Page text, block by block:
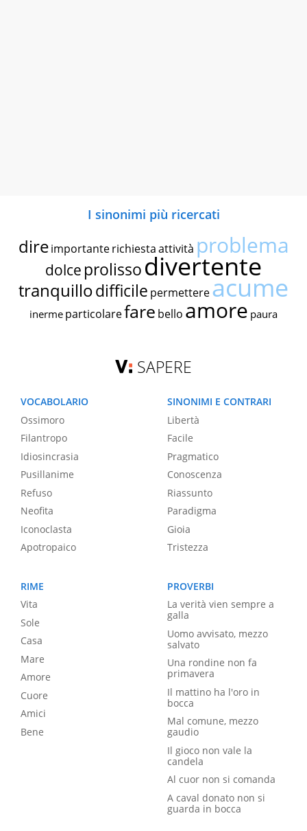
I sinonimi più ricercati
dire importante richiestaattività problema
dolce prolissodivertente
tranquillodifficile permettereacume
inerme particolarefare bello amore paura
SAPERE
VOCABOLARIO
Ossimoro
Filantropo
Idiosincrasia
Pusillanime
Refuso
Neofita
Iconoclasta
Apotropaico
SINONIMI E CONTRARI
Libertà
Facile
Pragmatico
Conoscenza
Riassunto
Paradigma
Gioia
Tristezza
RIME
Vita
Sole
Casa
Mare
Amore
Cuore
Amici
Bene
PROVERBI
La verità vien sempre a
galla
Uomo avvisato, mezzo
salvato
Una rondine non fa
primavera
Il mattino ha l'oro in
bocca
Mal comune, mezzo
gaudio
Il gioco non vale la
candela
Al cuor non si comanda
A caval donato non si
guarda in bocca